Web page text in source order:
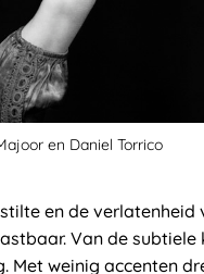
en Daniel Torrico
en de verlatenheid
Van de
Met weinig accenten